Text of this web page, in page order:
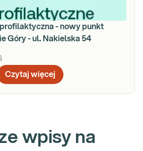
- nowy punkt
Góry - ul. Nakielska 54
Czytaj więcej
wpisy na